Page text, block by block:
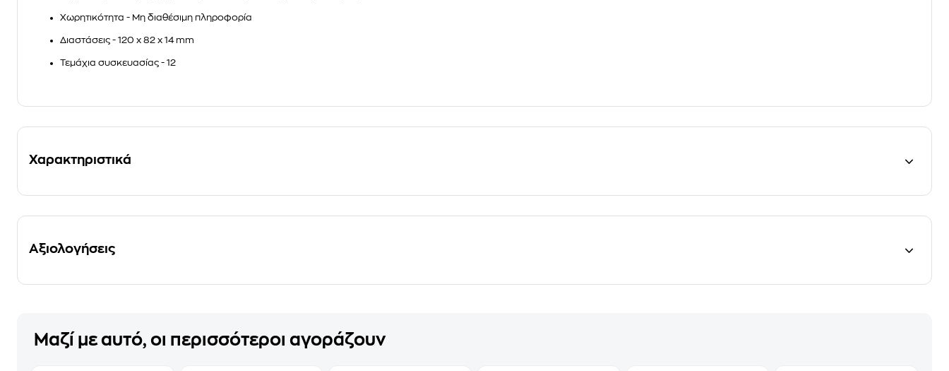
Χωρητικότητα - Μη διαθέσιμη πληροφορία
Διαστάσεις - 120 x 82 x 14 mm
Τεμάχια συσκευασίας - 12
Χαρακτηριστικά
Αξιολογήσεις
Μαζί με αυτό, οι περισσότεροι αγοράζουν